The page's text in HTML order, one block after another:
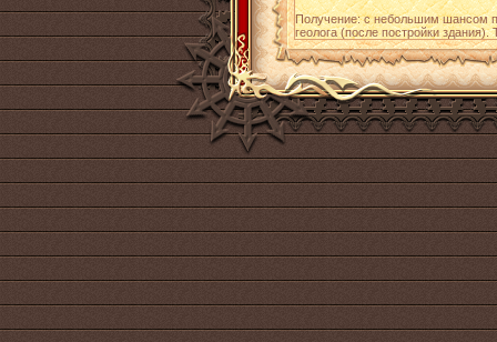
Получение: с небольшим шансом
геолога (после постройки